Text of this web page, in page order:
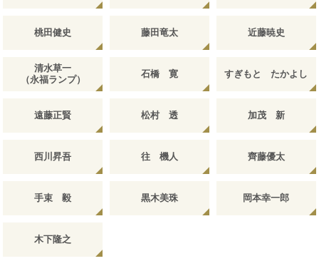
桃田健史 藤田竜太 近藤暁史
清水草一
（永福ランプ）
石橋 寛 すぎもと たかよし
遠藤正賢 松村 透 加茂 新
西川昇吾 往 機人 齊藤優太
手束 毅 黒木美珠 岡本幸一郎
木下隆之